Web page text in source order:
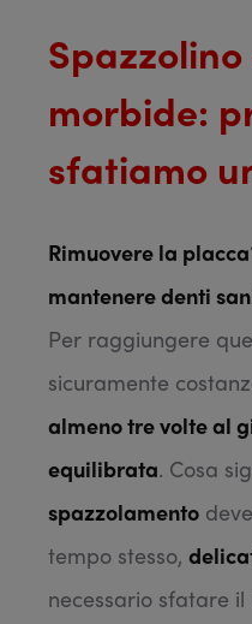
morbide:
sfatiamo
Rimuovere la placca
mantenere denti
Per raggiungere
sicuramente
almeno tre volte al
equilibrata. Cosa
spazzolamento
tempo stesso,
necessario sfatare